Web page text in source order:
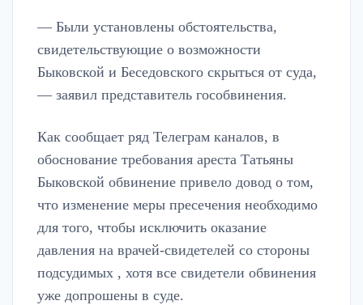
— Были установлены обстоятельства,
свидетельствующие о возможности
Быковской и Беседовского скрыться от суда,
— заявил представитель гособвинения.
Как сообщает ряд Телеграм каналов, в
обоснование требования ареста Татьяны
Быковской обвинение привело довод о том,
что изменение меры пресечения необходимо
для того, чтобы исключить оказание
давления на врачей-свидетелей со стороны
подсудимых , хотя все свидетели обвинения
уже допрошены в суде.